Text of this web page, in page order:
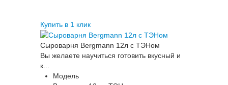
Купить в 1 клик
Сыроварня Bergmann 12л с ТЭНом
​Вы желаете научиться готовить вкусный и
к...
Модель